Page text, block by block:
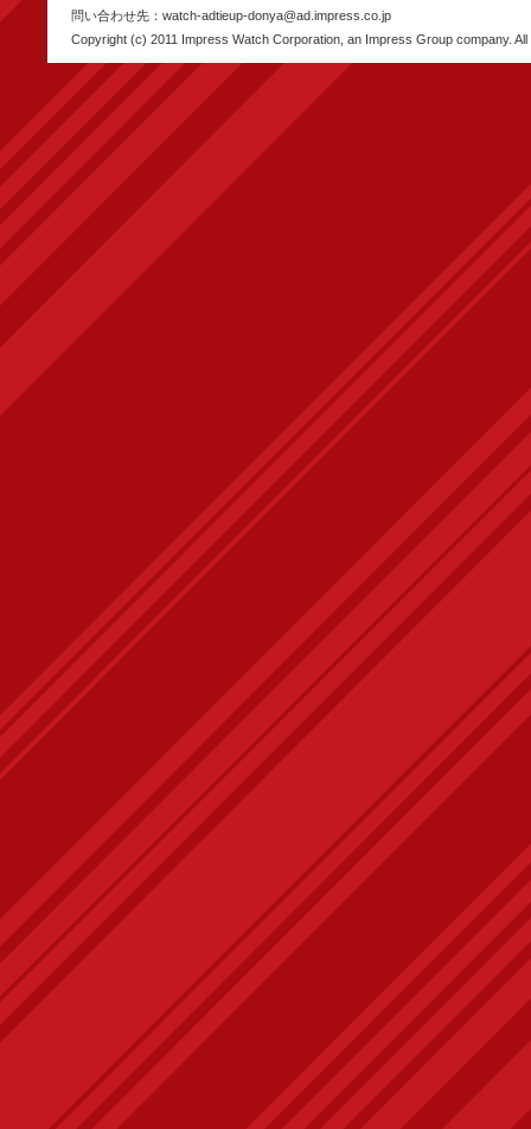
問い合わせ先：watch-adtieup-donya@ad.impress.co.jp
Copyright (c) 2011 Impress Watch Corporation, an Impress Group company.